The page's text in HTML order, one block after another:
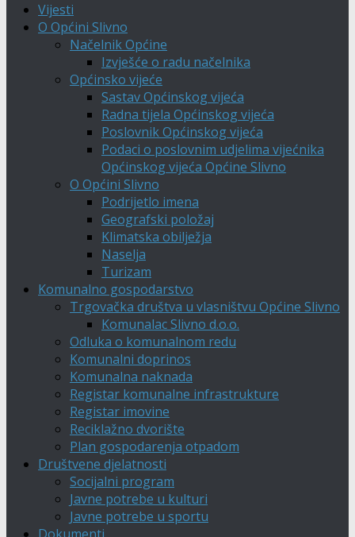
Vijesti
O Općini Slivno
Načelnik Općine
Izvješće o radu načelnika
Općinsko vijeće
Sastav Općinskog vijeća
Radna tijela Općinskog vijeća
Poslovnik Općinskog vijeća
Podaci o poslovnim udjelima vijećnika
Općinskog vijeća Općine Slivno
O Općini Slivno
Podrijetlo imena
Geografski položaj
Klimatska obilježja
Naselja
Turizam
Komunalno gospodarstvo
Trgovačka društva u vlasništvu Općine Slivno
Komunalac Slivno d.o.o.
Odluka o komunalnom redu
Komunalni doprinos
Komunalna naknada
Registar komunalne infrastrukture
Registar imovine
Reciklažno dvorište
Plan gospodarenja otpadom
Društvene djelatnosti
Socijalni program
Javne potrebe u kulturi
Javne potrebe u sportu